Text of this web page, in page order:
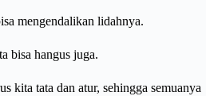
mengendalikan lidahnya.
bisa hangus juga.
kita tata dan atur, sehingga semuanya